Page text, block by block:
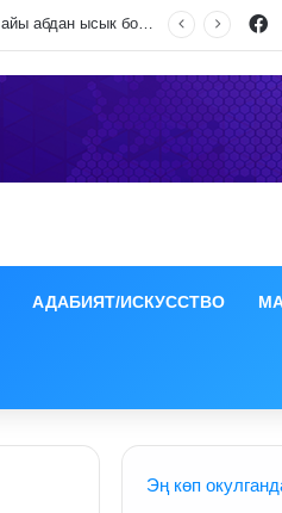
Дээрлик 50 градуска чейин жеткен. Өзбекстанда 2026-жылдын июль айы абдан ысык болгону айтылды
АДАБИЯТ/ИСКУССТВО
Эң көп